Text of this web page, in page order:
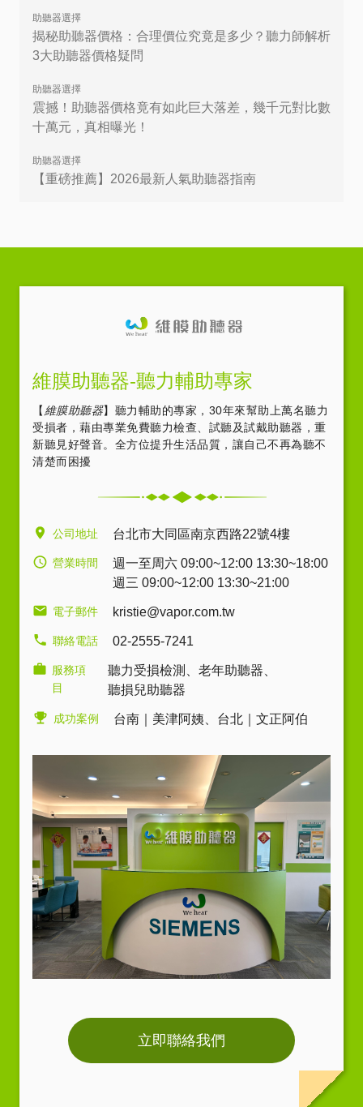
助聽器選擇
揭秘助聽器價格：合理價位究竟是多少？聽力師解析
3大助聽器價格疑問
助聽器選擇
震撼！助聽器價格竟有如此巨大落差，幾千元對比數
十萬元，真相曝光！
助聽器選擇
【重磅推薦】2026最新人氣助聽器指南
維膜助聽器-聽力輔助專家
【 維膜助聽器】聽力輔助的專家，30年來幫助上萬名聽力
受損者，藉由專業免費聽力檢查、試聽及試戴助聽器，重
新聽見好聲音。全方位提升生活品質，讓自己不再為聽不
清楚而困擾
公司地址 台北市大同區南京西路22號4樓
營業時間
週一至周六 09:00~12:00 13:30~18:00
週三 09:00~12:00 13:30~21:00
電子郵件 kristie@vapor.com.tw
聯絡電話 02-2555-7241
服務項
目
聽力受損檢測 老年助聽器
聽損兒助聽器
成功案例 台南｜美津阿姨 台北｜文正阿伯
立即聯絡我們